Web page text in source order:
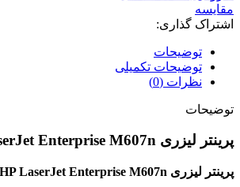
مقایسه
اشتراک گذاری:
توضیحات
توضیحات تکمیلی
نظرات (0)
توضیحات
پرینتر لیزری HP LaserJet Enterprise M607n
پرینتر لیزری HP LaserJet Enterprise M607n :